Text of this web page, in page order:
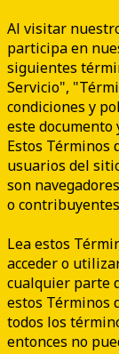
Al visitar
participa en
siguientes
Servicio",
condiciones y
este
Estos Términos
usuarios del
son
o
Lea estos
acceder o
cualquier parte
estos Términos
todos los
entonces no